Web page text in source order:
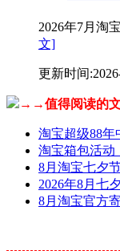
2026年7月淘
文]
更新时间
→→值得阅读的
淘宝超级88年
淘宝箱包活动
8月淘宝七夕
2026年8月七
8月淘宝官方